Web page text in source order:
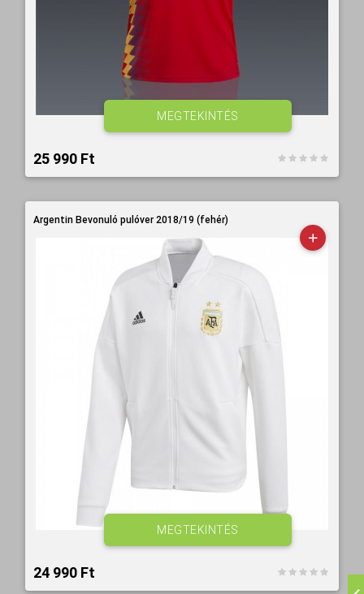
25 990 Ft‎
MEGTEKINTÉS
Argentin Bevonuló pulóver 2018/19 (fehér)
24 990 Ft‎
MEGTEKINTÉS